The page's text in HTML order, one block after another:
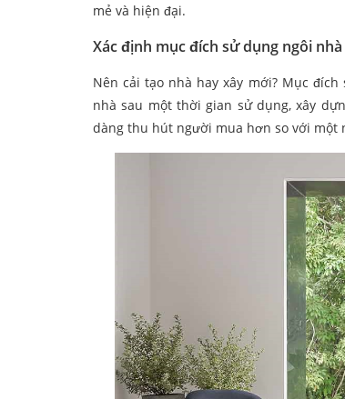
mẻ và hiện đại.
Xác định mục đích sử dụng ngôi
Nên cải tạo nhà hay xây mới? Mục
nhà sau một thời gian sử dụng, xây
dàng thu hút người mua hơn so với một